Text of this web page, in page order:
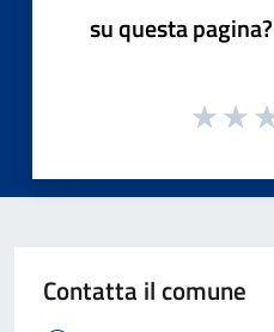
su questa pagina?
Contatta il comune